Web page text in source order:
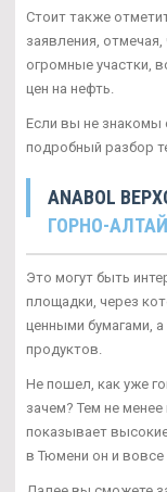
Стоит также
заявления,
огромные участки,
цен на нефть.
Если вы не знакомы
подробный разбор
ANABOL
ГОРНО-
Это могут быть
площадки, через
ценными бумагами,
продуктов.
Не пошел, как уже
зачем? Тем не
показывает
в Тюмени он и вовсе